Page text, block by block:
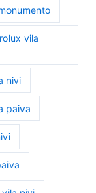
vila
nivi
paiva